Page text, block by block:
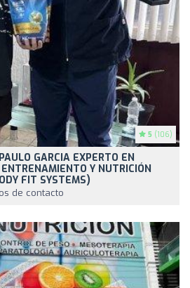
5 (106)
GARCIA EXPERTO EN
Y NUTRICIÓN
FIT SYSTEMS)
de contacto